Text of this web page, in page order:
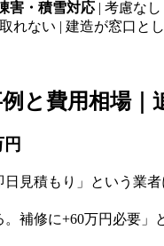
害・積雪対応 | 考慮な
れない | 建造が窓口と
と費用相場｜
見積もり」という業
。補修に+60万円必要」